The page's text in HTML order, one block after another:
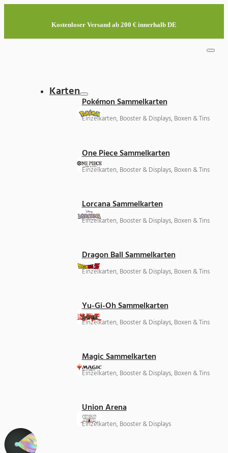
Kostenloser Versand ab 200 € innerhalb DE
Karten
Pokémon Sammelkarten
Einzelkarten, Booster & Displays, Boxen & Tins
One Piece Sammelkarten
Einzelkarten, Booster & Displays, Boxen & Tins
Lorcana Sammelkarten
Einzelkarten, Booster & Displays, Boxen & Tins
Dragon Ball Sammelkarten
Einzelkarten, Booster & Displays, Boxen & Tins
Yu-Gi-Oh Sammelkarten
Einzelkarten, Booster & Displays, Boxen & Tins
Magic Sammelkarten
Einzelkarten, Booster & Displays, Boxen & Tins
Union Arena
Einzelkarten, Booster & Displays